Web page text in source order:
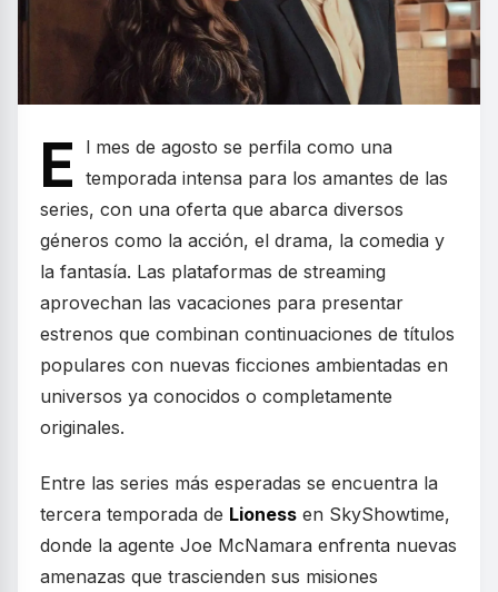
E
l mes de agosto se perfila como una
temporada intensa para los amantes de las
series, con una oferta que abarca diversos
géneros como la acción, el drama, la comedia y
la fantasía. Las plataformas de streaming
aprovechan las vacaciones para presentar
estrenos que combinan continuaciones de títulos
populares con nuevas ficciones ambientadas en
universos ya conocidos o completamente
originales.
Entre las series más esperadas se encuentra la
tercera temporada de Lioness en SkyShowtime,
donde la agente Joe McNamara enfrenta nuevas
amenazas que trascienden sus misiones